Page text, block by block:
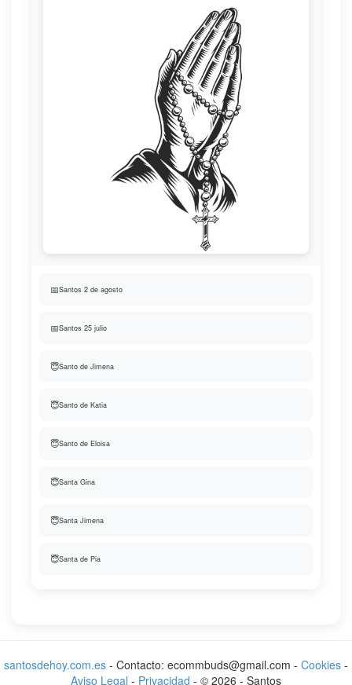
📅Santos 2 de agosto
📅Santos 25 julio
😇Santo de Jimena
😇Santo de Katia
😇Santo de Eloisa
😇Santa Gina
😇Santa Jimena
😇Santa de Pia
santosdehoy.com.es - Contacto: ecommbuds@gmail.com - Cookies -
Aviso Legal - Privacidad - © 2026 - Santos